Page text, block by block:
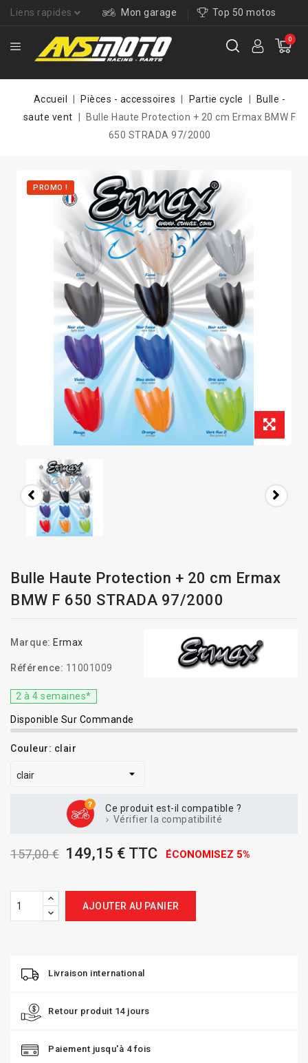
Liens rapides Mon garage Top 50 motos
0
Accueil Pièces - accessoires Partie cycle
Bulle -
saute vent
Bulle Haute Protection + 20 cm Ermax BMW F
650 STRADA 97/2000
PROMO !
Bulle Haute Protection + 20 cm Ermax
BMW F 650 STRADA 97/2000
Marque: Ermax
Référence: 11001009
2 à 4 semaines*
Disponible Sur Commande
Couleur: clair
Ce produit est-il compatible ?
Vérifier la compatibilité
157,00 € 149,15 € TTC ÉCONOMISEZ 5%
AJOUTER AU PANIER
Livraison international
Retour produit 14 jours
Paiement jusqu'à 4 fois